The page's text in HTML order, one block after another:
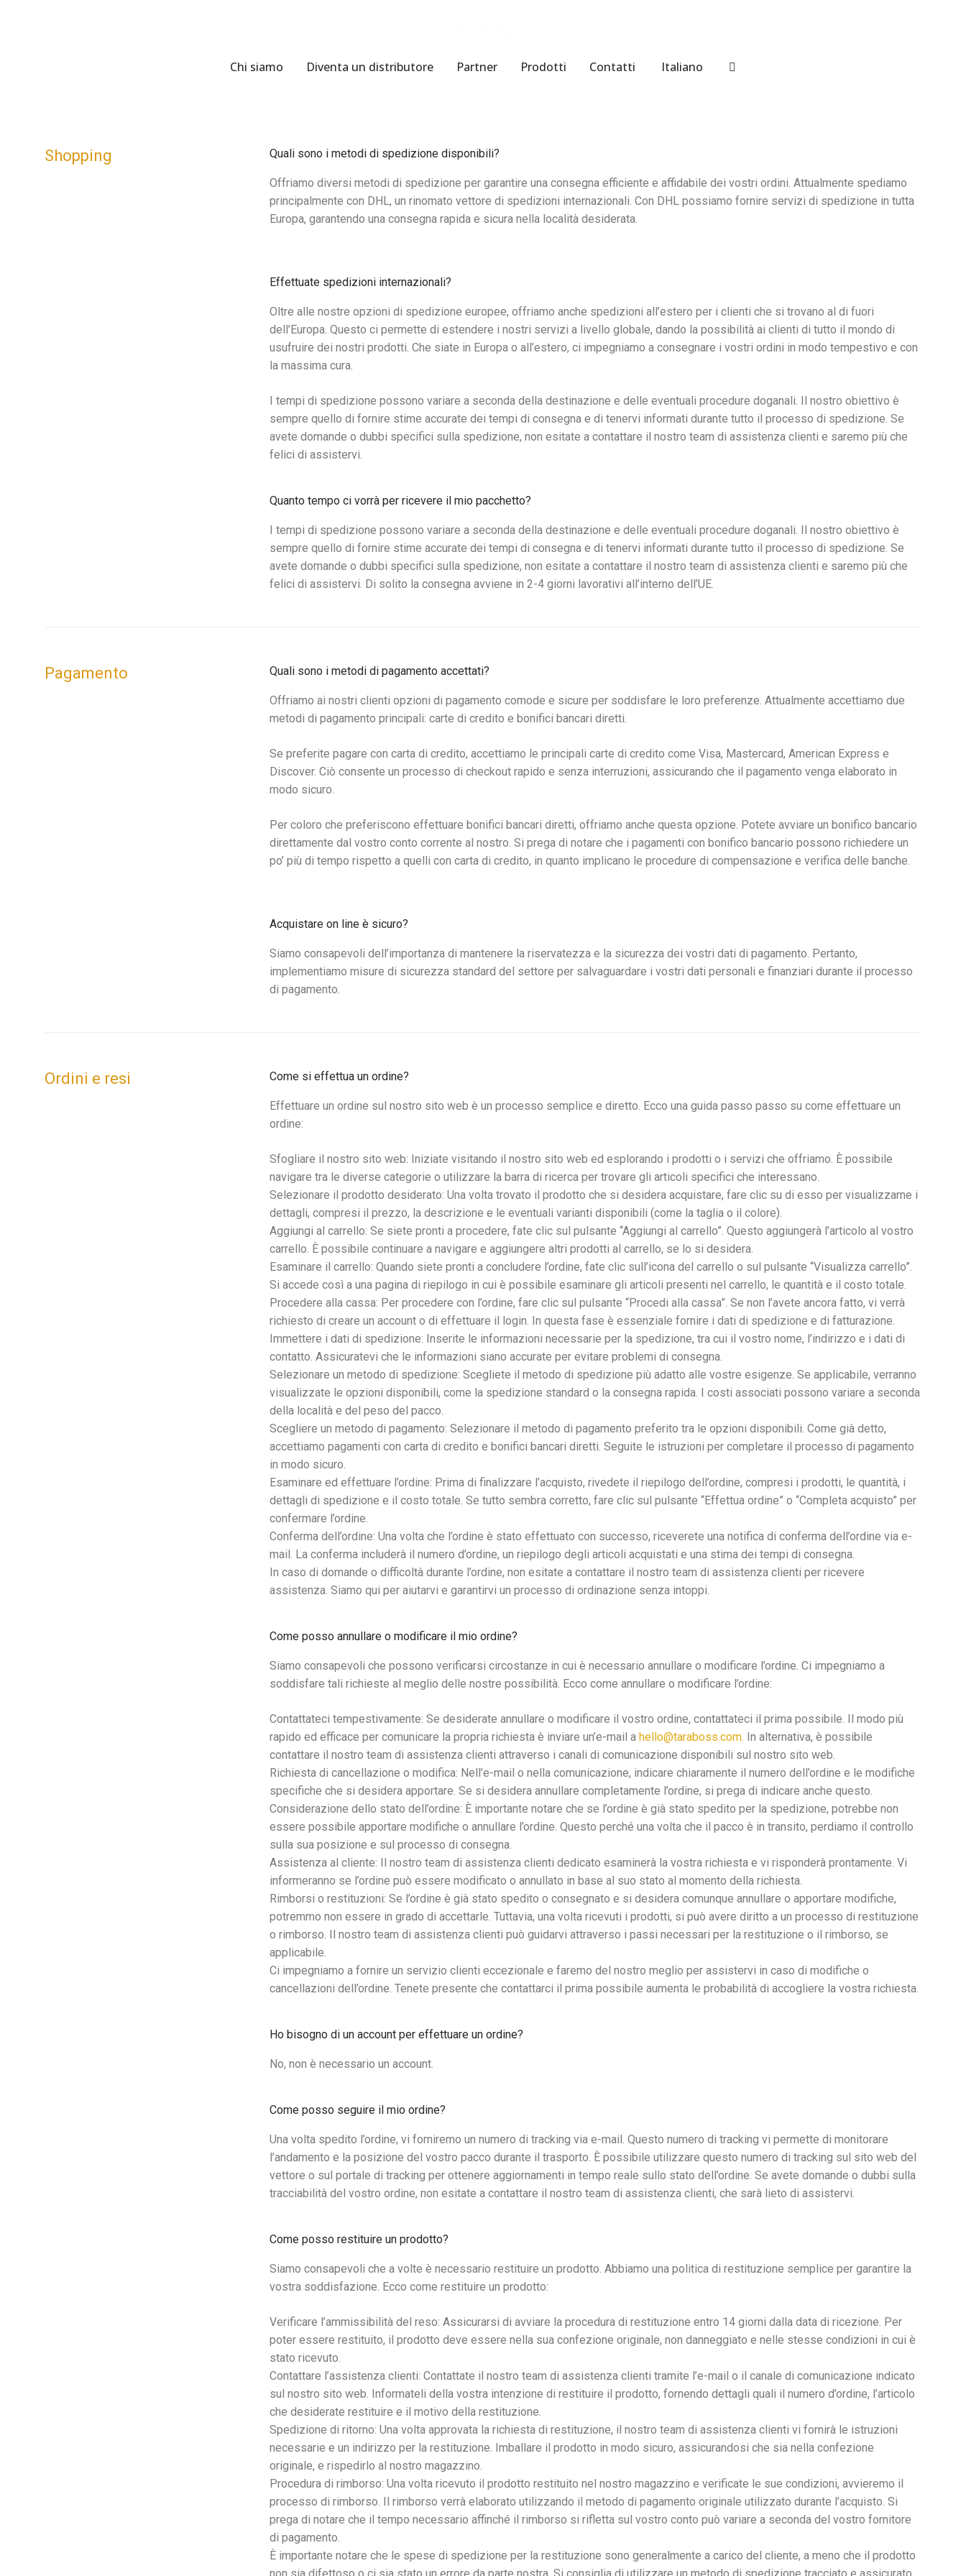
Chi siamo Diventa un distributore Partner Prodotti Contatti Italiano
Shopping Quali sono i metodi di spedizione disponibili?
Offriamo diversi metodi di spedizione per garantire una consegna efficiente e affidabile dei vostri ordini. Attualmente spediamo
principalmente con DHL, un rinomato vettore di spedizioni internazionali. Con DHL possiamo fornire servizi di spedizione in tutta
Europa, garantendo una consegna rapida e sicura nella località desiderata.
Effettuate spedizioni internazionali?
Oltre alle nostre opzioni di spedizione europee, offriamo anche spedizioni all’estero per i clienti che si trovano al di fuori
dell’Europa. Questo ci permette di estendere i nostri servizi a livello globale, dando la possibilità ai clienti di tutto il mondo di
usufruire dei nostri prodotti. Che siate in Europa o all’estero, ci impegniamo a consegnare i vostri ordini in modo tempestivo e con
la massima cura.
I tempi di spedizione possono variare a seconda della destinazione e delle eventuali procedure doganali. Il nostro obiettivo è
sempre quello di fornire stime accurate dei tempi di consegna e di tenervi informati durante tutto il processo di spedizione. Se
avete domande o dubbi specifici sulla spedizione, non esitate a contattare il nostro team di assistenza clienti e saremo più che
felici di assistervi.
Quanto tempo ci vorrà per ricevere il mio pacchetto?
I tempi di spedizione possono variare a seconda della destinazione e delle eventuali procedure doganali. Il nostro obiettivo è
sempre quello di fornire stime accurate dei tempi di consegna e di tenervi informati durante tutto il processo di spedizione. Se
avete domande o dubbi specifici sulla spedizione, non esitate a contattare il nostro team di assistenza clienti e saremo più che
felici di assistervi. Di solito la consegna avviene in 2-4 giorni lavorativi all’interno dell’UE.
Pagamento Quali sono i metodi di pagamento accettati?
Offriamo ai nostri clienti opzioni di pagamento comode e sicure per soddisfare le loro preferenze. Attualmente accettiamo due
metodi di pagamento principali: carte di credito e bonifici bancari diretti.
Se preferite pagare con carta di credito, accettiamo le principali carte di credito come Visa, Mastercard, American Express e
Discover. Ciò consente un processo di checkout rapido e senza interruzioni, assicurando che il pagamento venga elaborato in
modo sicuro.
Per coloro che preferiscono effettuare bonifici bancari diretti, offriamo anche questa opzione. Potete avviare un bonifico bancario
direttamente dal vostro conto corrente al nostro. Si prega di notare che i pagamenti con bonifico bancario possono richiedere un
po’ più di tempo rispetto a quelli con carta di credito, in quanto implicano le procedure di compensazione e verifica delle banche.
Acquistare on line è sicuro?
Siamo consapevoli dell’importanza di mantenere la riservatezza e la sicurezza dei vostri dati di pagamento. Pertanto,
implementiamo misure di sicurezza standard del settore per salvaguardare i vostri dati personali e finanziari durante il processo
di pagamento.
Ordini e resi Come si effettua un ordine?
Effettuare un ordine sul nostro sito web è un processo semplice e diretto. Ecco una guida passo passo su come effettuare un
ordine:
Sfogliare il nostro sito web: Iniziate visitando il nostro sito web ed esplorando i prodotti o i servizi che offriamo. È possibile
navigare tra le diverse categorie o utilizzare la barra di ricerca per trovare gli articoli specifici che interessano.
Selezionare il prodotto desiderato: Una volta trovato il prodotto che si desidera acquistare, fare clic su di esso per visualizzarne i
dettagli, compresi il prezzo, la descrizione e le eventuali varianti disponibili (come la taglia o il colore).
Aggiungi al carrello: Se siete pronti a procedere, fate clic sul pulsante “Aggiungi al carrello”. Questo aggiungerà l’articolo al vostro
carrello. È possibile continuare a navigare e aggiungere altri prodotti al carrello, se lo si desidera.
Esaminare il carrello: Quando siete pronti a concludere l’ordine, fate clic sull’icona del carrello o sul pulsante “Visualizza carrello”.
Si accede così a una pagina di riepilogo in cui è possibile esaminare gli articoli presenti nel carrello, le quantità e il costo totale.
Procedere alla cassa: Per procedere con l’ordine, fare clic sul pulsante “Procedi alla cassa”. Se non l’avete ancora fatto, vi verrà
richiesto di creare un account o di effettuare il login. In questa fase è essenziale fornire i dati di spedizione e di fatturazione.
Immettere i dati di spedizione: Inserite le informazioni necessarie per la spedizione, tra cui il vostro nome, l’indirizzo e i dati di
contatto. Assicuratevi che le informazioni siano accurate per evitare problemi di consegna.
Selezionare un metodo di spedizione: Scegliete il metodo di spedizione più adatto alle vostre esigenze. Se applicabile, verranno
visualizzate le opzioni disponibili, come la spedizione standard o la consegna rapida. I costi associati possono variare a seconda
della località e del peso del pacco.
Scegliere un metodo di pagamento: Selezionare il metodo di pagamento preferito tra le opzioni disponibili. Come già detto,
accettiamo pagamenti con carta di credito e bonifici bancari diretti. Seguite le istruzioni per completare il processo di pagamento
in modo sicuro.
Esaminare ed effettuare l’ordine: Prima di finalizzare l’acquisto, rivedete il riepilogo dell’ordine, compresi i prodotti, le quantità, i
dettagli di spedizione e il costo totale. Se tutto sembra corretto, fare clic sul pulsante “Effettua ordine” o “Completa acquisto” per
confermare l’ordine.
Conferma dell’ordine: Una volta che l’ordine è stato effettuato con successo, riceverete una notifica di conferma dell’ordine via e-
mail. La conferma includerà il numero d’ordine, un riepilogo degli articoli acquistati e una stima dei tempi di consegna.
In caso di domande o difficoltà durante l’ordine, non esitate a contattare il nostro team di assistenza clienti per ricevere
assistenza. Siamo qui per aiutarvi e garantirvi un processo di ordinazione senza intoppi.
Come posso annullare o modificare il mio ordine?
Siamo consapevoli che possono verificarsi circostanze in cui è necessario annullare o modificare l’ordine. Ci impegniamo a
soddisfare tali richieste al meglio delle nostre possibilità. Ecco come annullare o modificare l’ordine:
Contattateci tempestivamente: Se desiderate annullare o modificare il vostro ordine, contattateci il prima possibile. Il modo più
rapido ed efficace per comunicare la propria richiesta è inviare un’e-mail a hello@taraboss.com. In alternativa, è possibile
contattare il nostro team di assistenza clienti attraverso i canali di comunicazione disponibili sul nostro sito web.
Richiesta di cancellazione o modifica: Nell’e-mail o nella comunicazione, indicare chiaramente il numero dell’ordine e le modifiche
specifiche che si desidera apportare. Se si desidera annullare completamente l’ordine, si prega di indicare anche questo.
Considerazione dello stato dell’ordine: È importante notare che se l’ordine è già stato spedito per la spedizione, potrebbe non
essere possibile apportare modifiche o annullare l’ordine. Questo perché una volta che il pacco è in transito, perdiamo il controllo
sulla sua posizione e sul processo di consegna.
Assistenza al cliente: Il nostro team di assistenza clienti dedicato esaminerà la vostra richiesta e vi risponderà prontamente. Vi
informeranno se l’ordine può essere modificato o annullato in base al suo stato al momento della richiesta.
Rimborsi o restituzioni: Se l’ordine è già stato spedito o consegnato e si desidera comunque annullare o apportare modifiche,
potremmo non essere in grado di accettarle. Tuttavia, una volta ricevuti i prodotti, si può avere diritto a un processo di restituzione
o rimborso. Il nostro team di assistenza clienti può guidarvi attraverso i passi necessari per la restituzione o il rimborso, se
applicabile.
Ci impegniamo a fornire un servizio clienti eccezionale e faremo del nostro meglio per assistervi in caso di modifiche o
cancellazioni dell’ordine. Tenete presente che contattarci il prima possibile aumenta le probabilità di accogliere la vostra richiesta.
Ho bisogno di un account per effettuare un ordine?
No, non è necessario un account.
Come posso seguire il mio ordine?
Una volta spedito l’ordine, vi forniremo un numero di tracking via e-mail. Questo numero di tracking vi permette di monitorare
l’andamento e la posizione del vostro pacco durante il trasporto. È possibile utilizzare questo numero di tracking sul sito web del
vettore o sul portale di tracking per ottenere aggiornamenti in tempo reale sullo stato dell’ordine. Se avete domande o dubbi sulla
tracciabilità del vostro ordine, non esitate a contattare il nostro team di assistenza clienti, che sarà lieto di assistervi.
Come posso restituire un prodotto?
Siamo consapevoli che a volte è necessario restituire un prodotto. Abbiamo una politica di restituzione semplice per garantire la
vostra soddisfazione. Ecco come restituire un prodotto:
Verificare l’ammissibilità del reso: Assicurarsi di avviare la procedura di restituzione entro 14 giorni dalla data di ricezione. Per
poter essere restituito, il prodotto deve essere nella sua confezione originale, non danneggiato e nelle stesse condizioni in cui è
stato ricevuto.
Contattare l’assistenza clienti: Contattate il nostro team di assistenza clienti tramite l’e-mail o il canale di comunicazione indicato
sul nostro sito web. Informateli della vostra intenzione di restituire il prodotto, fornendo dettagli quali il numero d’ordine, l’articolo
che desiderate restituire e il motivo della restituzione.
Spedizione di ritorno: Una volta approvata la richiesta di restituzione, il nostro team di assistenza clienti vi fornirà le istruzioni
necessarie e un indirizzo per la restituzione. Imballare il prodotto in modo sicuro, assicurandosi che sia nella confezione
originale, e rispedirlo al nostro magazzino.
Procedura di rimborso: Una volta ricevuto il prodotto restituito nel nostro magazzino e verificate le sue condizioni, avvieremo il
processo di rimborso. Il rimborso verrà elaborato utilizzando il metodo di pagamento originale utilizzato durante l’acquisto. Si
prega di notare che il tempo necessario affinché il rimborso si rifletta sul vostro conto può variare a seconda del vostro fornitore
di pagamento.
È importante notare che le spese di spedizione per la restituzione sono generalmente a carico del cliente, a meno che il prodotto